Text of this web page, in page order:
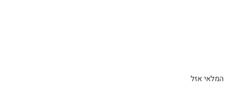
המלאי אזל